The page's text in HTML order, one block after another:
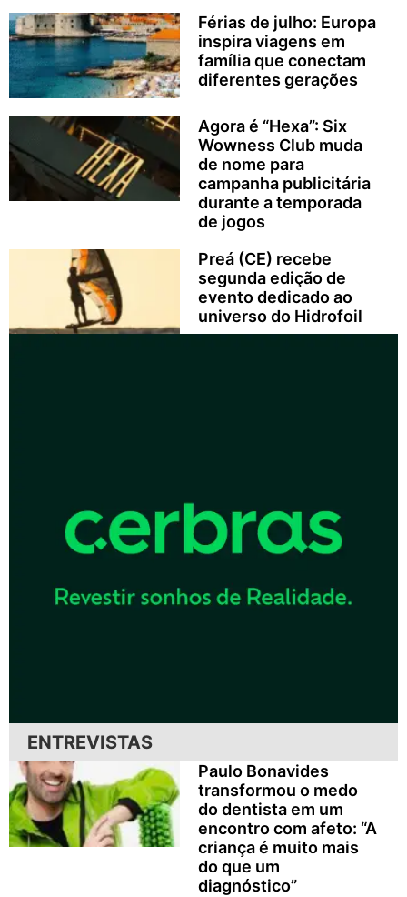
Férias de julho: Europa
inspira viagens em
família que conectam
diferentes gerações
Agora é “Hexa”: Six
Wowness Club muda
de nome para
campanha publicitária
durante a temporada
de jogos
Preá (CE) recebe
segunda edição de
evento dedicado ao
universo do Hidrofoil
ENTREVISTAS
Paulo Bonavides
transformou o medo
do dentista em um
encontro com afeto: “A
criança é muito mais
do que um
diagnóstico”